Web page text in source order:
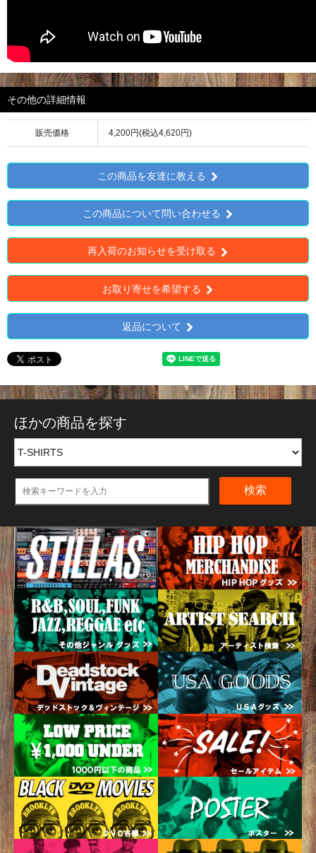
その他の詳細情報
販売価格 4,200円(税込4,620円)
この商品を友達に教える
この商品について問い合わせる
再入荷のお知らせを受け取る
お取り寄せを希望する
返品について
ほかの商品を探す
検索